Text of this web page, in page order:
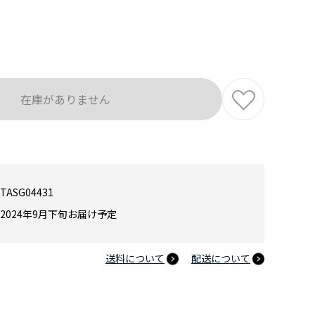
TASG04431
2024年9月下旬お届け予定
送料について 配送について
在庫がありません